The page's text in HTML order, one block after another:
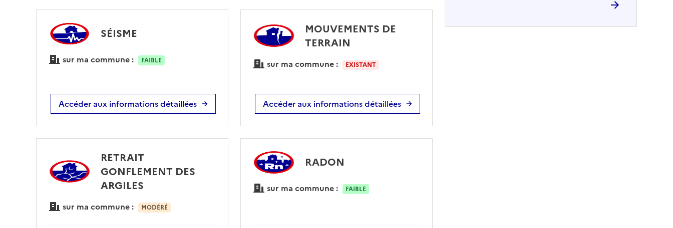
SÉISME
sur ma commune : FAIBLE
Accéder aux informations détaillées
MOUVEMENTS DE
TERRAIN
sur ma commune : EXISTANT
Accéder aux informations détaillées
RETRAIT
GONFLEMENT DES
ARGILES
sur ma commune : MODÉRÉ
RADON
sur ma commune : FAIBLE